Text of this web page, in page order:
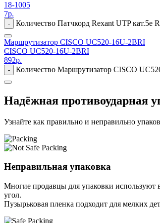
18-1005
7р.
- Количество Патчкорд Rexant UTP кат.5е
Маршрутизатор CISCO UC520-16U-2BRI
CISCO UC520-16U-2BRI
892р.
- Количество Маршрутизатор CISCO
Надёжная противоударная
Узнайте как правильно и неправильно
Неправильная упаковка
Многие продавцы для упаковки используют
угол.
Пузырьковая пленка подходит для мелких